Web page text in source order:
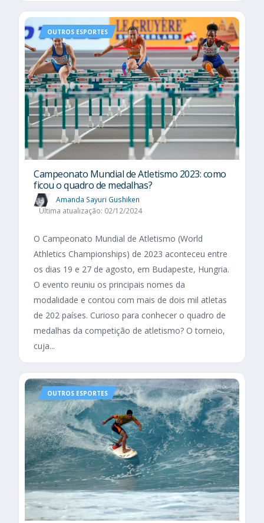
OUTROS ESPORTES
Campeonato Mundial de Atletismo 2023: como
ficou o quadro de medalhas?
Amanda Sayuri Gushiken
Última atualização: 02/12/2024
O Campeonato Mundial de Atletismo (World
Athletics Championships) de 2023 aconteceu entre
os dias 19 e 27 de agosto, em Budapeste, Hungria.
O evento reuniu os principais nomes da
modalidade e contou com mais de dois mil atletas
de 202 países. Curioso para conhecer o quadro de
medalhas da competição de atletismo? O torneio,
cuja...
OUTROS ESPORTES